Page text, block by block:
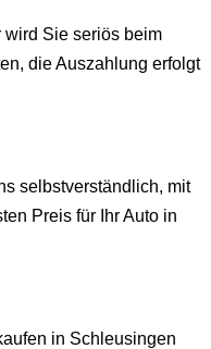
wird Sie seriös beim
die Auszahlung erfolgt
selbstverständlich, mit
Preis für Ihr Auto in
in Schleusingen